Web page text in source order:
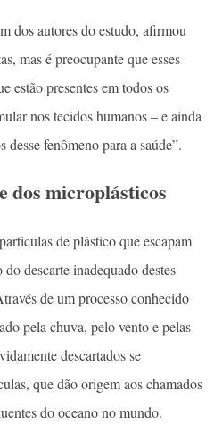
dos autores do estudo, afirmou
mas é preocupante que esses
estão presentes em todos os
nos tecidos humanos – e ainda
desse fenômeno para a saúde”.
dos microplásticos
de plástico que escapam
descarte inadequado destes
de um processo conhecido
pela chuva, pelo vento e pelas
descartados se
que dão origem aos chamados
do oceano no mundo.